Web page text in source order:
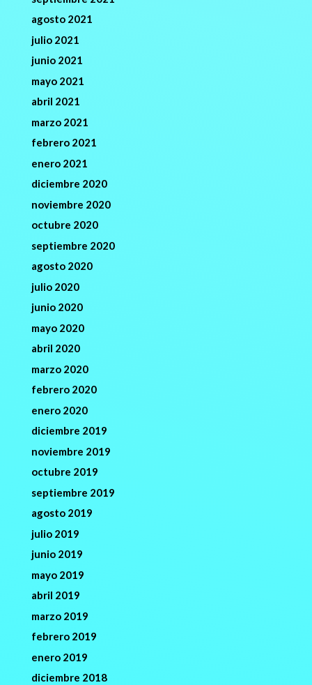
agosto 2021
julio 2021
junio 2021
mayo 2021
abril 2021
marzo 2021
febrero 2021
enero 2021
diciembre 2020
noviembre 2020
octubre 2020
septiembre 2020
agosto 2020
julio 2020
junio 2020
mayo 2020
abril 2020
marzo 2020
febrero 2020
enero 2020
diciembre 2019
noviembre 2019
octubre 2019
septiembre 2019
agosto 2019
julio 2019
junio 2019
mayo 2019
abril 2019
marzo 2019
febrero 2019
enero 2019
diciembre 2018